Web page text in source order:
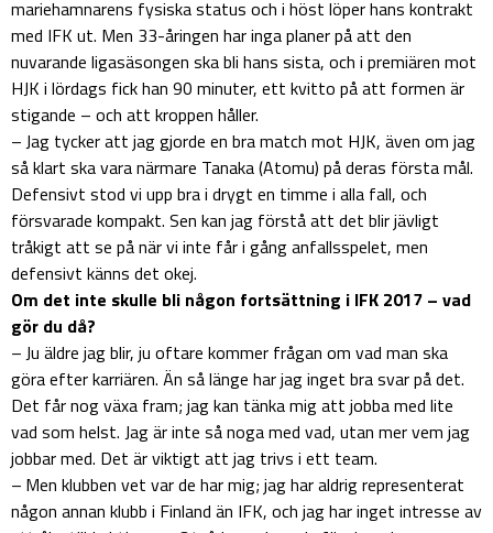
mariehamnarens fysiska status och i höst löper hans kontrakt
med IFK ut. Men 33-åringen har inga planer på att den
nuvarande ligasäsongen ska bli hans sista, och i premiären mot
HJK i lördags fick han 90 minuter, ett kvitto på att formen är
stigande – och att kroppen håller.
– Jag tycker att jag gjorde en bra match mot HJK, även om jag
så klart ska vara närmare Tanaka (Atomu) på deras första mål.
Defensivt stod vi upp bra i drygt en timme i alla fall, och
försvarade kompakt. Sen kan jag förstå att det blir jävligt
tråkigt att se på när vi inte får i gång anfallsspelet, men
defensivt känns det okej.
Om det inte skulle bli någon fortsättning i IFK 2017 – vad
gör du då?
– Ju äldre jag blir, ju oftare kommer frågan om vad man ska
göra efter karriären. Än så länge har jag inget bra svar på det.
Det får nog växa fram; jag kan tänka mig att jobba med lite
vad som helst. Jag är inte så noga med vad, utan mer vem jag
jobbar med. Det är viktigt att jag trivs i ett team.
– Men klubben vet var de har mig; jag har aldrig representerat
någon annan klubb i Finland än IFK, och jag har inget intresse av